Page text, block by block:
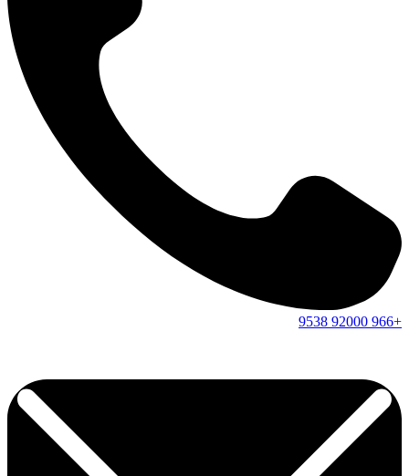
+966
92000
9538